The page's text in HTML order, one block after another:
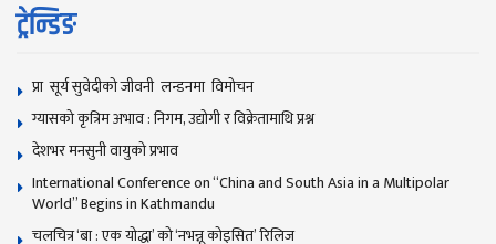
ट्रेन्डिङ
प्रा सूर्य सुवेदीको जीवनी लन्डनमा विमोचन
ग्यासको कृत्रिम अभाव : निगम, उद्योगी र विक्रेतामाथि प्रश्न
देशभर मनसुनी वायुको प्रभाव
International Conference on “China and South Asia in a Multipolar
World” Begins in Kathmandu
चलचित्र ‘बा : एक योद्धा’ को ‘नभन्नू कोइसित’ रिलिज